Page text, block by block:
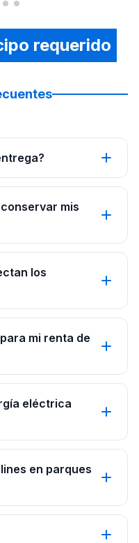
requerido
mis
los
mi renta de
eléctrica
en parques